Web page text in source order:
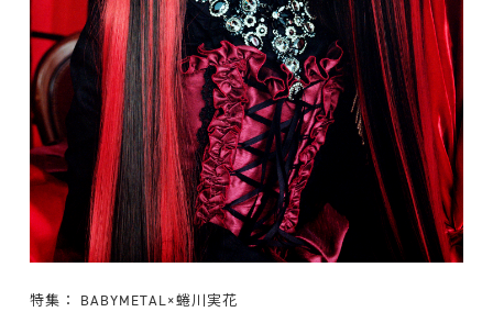
特集： BABYMETAL×蜷川実花